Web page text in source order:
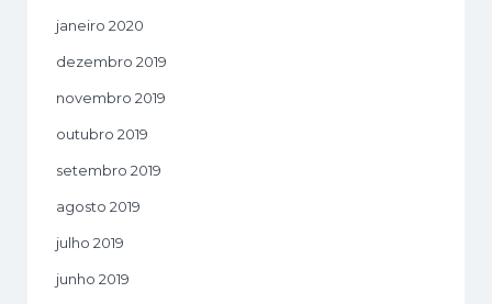
janeiro 2020
dezembro 2019
novembro 2019
outubro 2019
setembro 2019
agosto 2019
julho 2019
junho 2019